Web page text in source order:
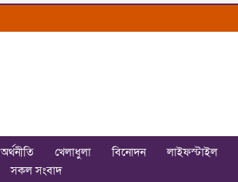
অর্থনীতি খেলাধুলা বিনোদন লাইফস্টাইল
সকল সংবাদ